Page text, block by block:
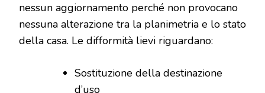
nessun aggiornamento perché non provocano
nessuna alterazione tra la planimetria e lo stato
della casa. Le difformità lievi riguardano:
Sostituzione della destinazione
d’uso